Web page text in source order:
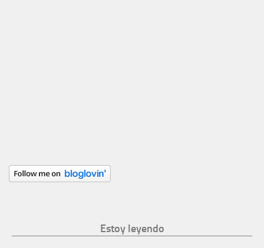
Estoy leyendo